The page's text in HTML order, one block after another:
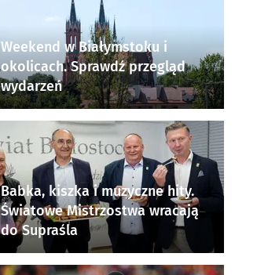
Weekend w Białymstoku i
okolicach. Sprawdź przegląd
wydarzeń
Babka, kiszka i muzyczne hity.
Światowe Mistrzostwa wracają
do Supraśla